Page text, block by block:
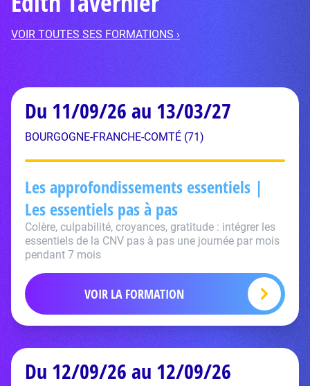
VOIR TOUTES SES FORMATIONS ›
Du 11/09/26 au 13/03/27
BOURGOGNE-FRANCHE-COMTÉ (71)
Les approfondissements essentiels |
Les essentiels pas à pas
Colère, culpabilité, croyances, gratitude : intégrer les
essentiels de la CNV pas à pas une journée par mois
pendant 7 mois
VOIR LA FORMATION
Du 12/09/26 au 12/09/26